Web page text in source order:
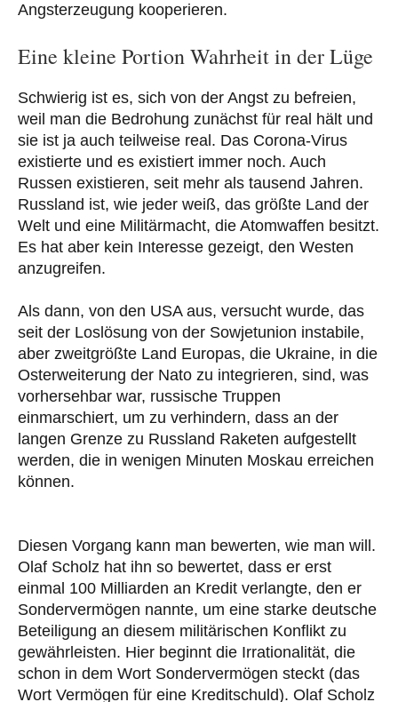
Angsterzeugung kooperieren.
Eine kleine Portion Wahrheit in der Lüge
Schwierig ist es, sich von der Angst zu befreien,
weil man die Bedrohung zunächst für real hält und
sie ist ja auch teilweise real. Das Corona-Virus
existierte und es existiert immer noch. Auch
Russen existieren, seit mehr als tausend Jahren.
Russland ist, wie jeder weiß, das größte Land der
Welt und eine Militärmacht, die Atomwaffen besitzt.
Es hat aber kein Interesse gezeigt, den Westen
anzugreifen.
Als dann, von den USA aus, versucht wurde, das
seit der Loslösung von der Sowjetunion instabile,
aber zweitgrößte Land Europas, die Ukraine, in die
Osterweiterung der Nato zu integrieren, sind, was
vorhersehbar war, russische Truppen
einmarschiert, um zu verhindern, dass an der
langen Grenze zu Russland Raketen aufgestellt
werden, die in wenigen Minuten Moskau erreichen
können.
Diesen Vorgang kann man bewerten, wie man will.
Olaf Scholz hat ihn so bewertet, dass er erst
einmal 100 Milliarden an Kredit verlangte, den er
Sondervermögen nannte, um eine starke deutsche
Beteiligung an diesem militärischen Konflikt zu
gewährleisten. Hier beginnt die Irrationalität, die
schon in dem Wort Sondervermögen steckt (das
Wort Vermögen für eine Kreditschuld). Olaf Scholz